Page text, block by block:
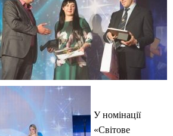
У номінації
«Світове